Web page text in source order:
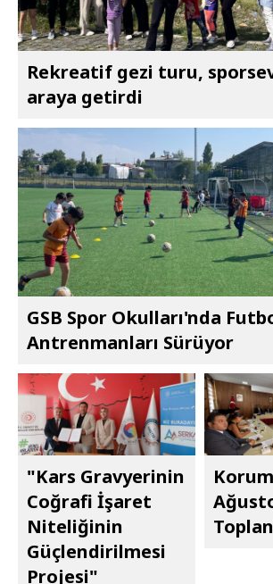
Rekreatif gezi turu,
araya getirdi
GSB Spor Okulları'nda
Antrenmanları Sürüyor
"Kars Gravyerinin
Coğrafi İşaret
Niteliğinin
Güçlendirilmesi
Projesi"